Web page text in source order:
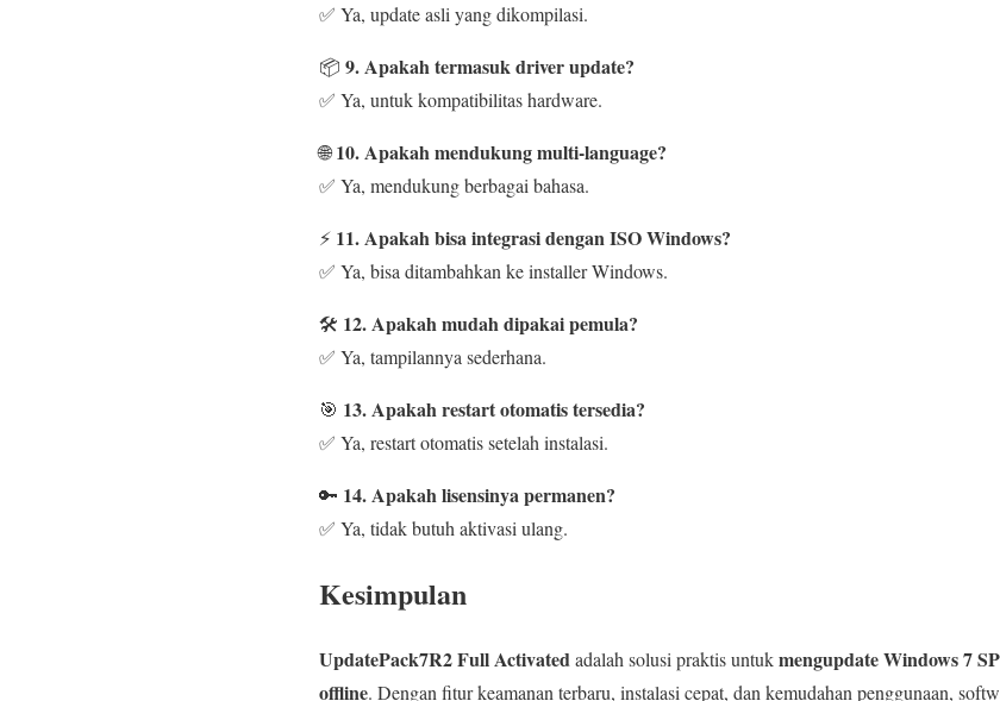
✅ Ya, update asli yang dikompilasi.
📦 9. Apakah termasuk driver update?
✅ Ya, untuk kompatibilitas hardware.
🌐10. Apakah mendukung multi-language?
✅ Ya, mendukung berbagai bahasa.
⚡ 11. Apakah bisa integrasi dengan ISO Windows?
✅ Ya, bisa ditambahkan ke installer Windows.
🛠️ 12. Apakah mudah dipakai pemula?
✅ Ya, tampilannya sederhana.
🎯 13. Apakah restart otomatis tersedia?
✅ Ya, restart otomatis setelah instalasi.
🔑 14. Apakah lisensinya permanen?
✅ Ya, tidak butuh aktivasi ulang.
Kesimpulan
UpdatePack7R2 Full Activatedadalah solusi praktis untukmengupdate Windows 7
offline. Dengan fitur keamanan terbaru, instalasi cepat, dan kemudahan penggunaan,